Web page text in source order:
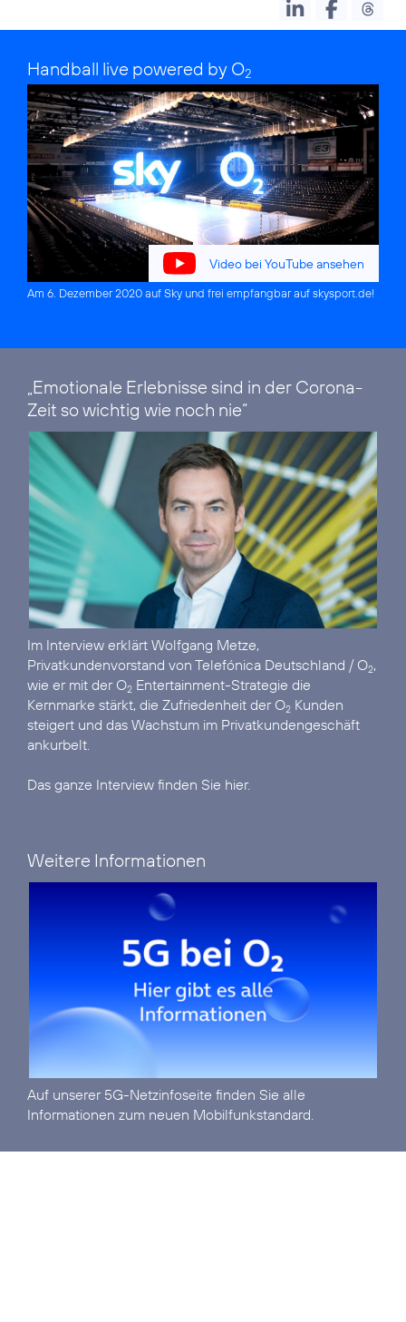
Handball live powered by O2
Video bei YouTube ansehen
Am 6. Dezember 2020 auf Sky und frei empfangbar aufskysport.de!
„Emotionale Erlebnisse sind in der Corona-
Zeit so wichtig wie noch nie“
Im Interview erklärt Wolfgang Metze,
Privatkundenvorstand von Telefónica Deutschland / O2,
wie er mit der O2 Entertainment-Strategie die
Kernmarke stärkt, die Zufriedenheit der O2 Kunden
steigert und das Wachstum im Privatkundengeschäft
ankurbelt.
Das ganze Interview finden Sie hier.
Weitere Informationen
Auf unserer 5G-Netzinfoseite finden Sie alle
Informationen zum neuen Mobilfunkstandard.